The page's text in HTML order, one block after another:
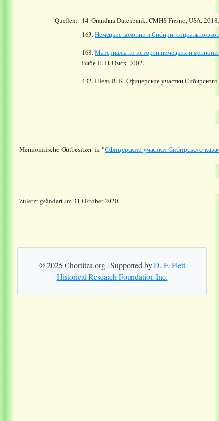
Quellen: 14.Grandma Datenbank. CMHS Fresno, USA.
163.Немецкие колонии в Сибири: социально-
168.Материалы по истории немецких и
Вибе П. П. Омск. 2002.
432. Шель В. К. Офицерские участки
Mennonitische Gutbesitzer in "Офицерские участки Сибирского
Zuletzt geändert am 31 Oktober 2020.
© 2025 Chortitza.org | Supported byD. F. Plett
Historical Research Foundation Inc.